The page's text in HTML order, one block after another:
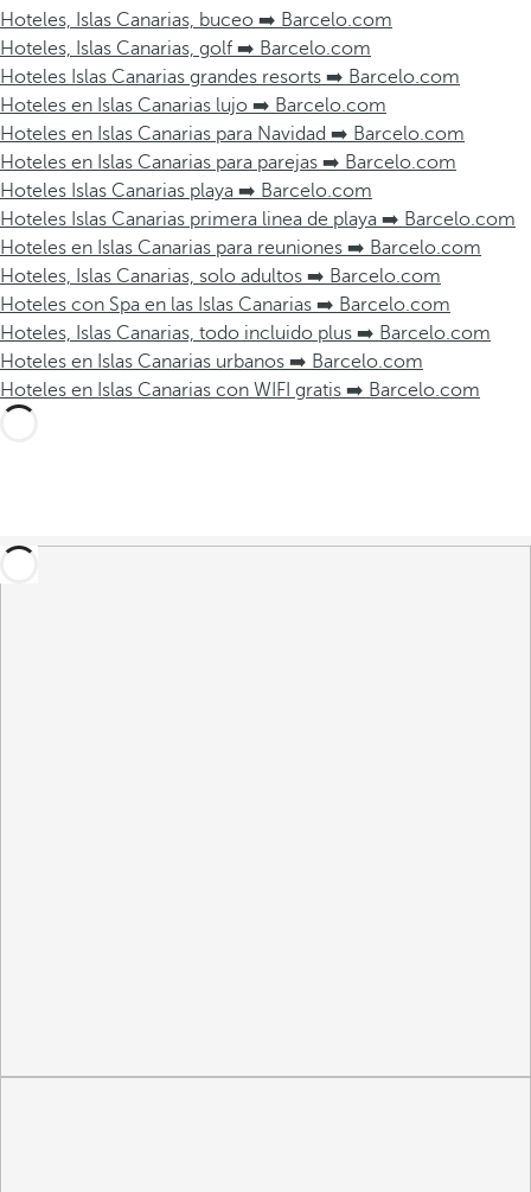
Hoteles, Islas Canarias, buceo ➡️ Barcelo.com
Hoteles, Islas Canarias, golf ➡️ Barcelo.com
Hoteles Islas Canarias grandes resorts ➡️ Barcelo.com
Hoteles en Islas Canarias lujo ➡️ Barcelo.com
Hoteles en Islas Canarias para Navidad ➡️ Barcelo.com
Hoteles en Islas Canarias para parejas ➡️ Barcelo.com
Hoteles Islas Canarias playa ➡️ Barcelo.com
Hoteles Islas Canarias primera linea de playa ➡️ Barcelo.com
Hoteles en Islas Canarias para reuniones ➡️ Barcelo.com
Hoteles, Islas Canarias, solo adultos ➡️ Barcelo.com
Hoteles con Spa en las Islas Canarias ➡️ Barcelo.com
Hoteles, Islas Canarias, todo incluido plus ➡️ Barcelo.com
Hoteles en Islas Canarias urbanos ➡️ Barcelo.com
Hoteles en Islas Canarias con WIFI gratis ➡️ Barcelo.com